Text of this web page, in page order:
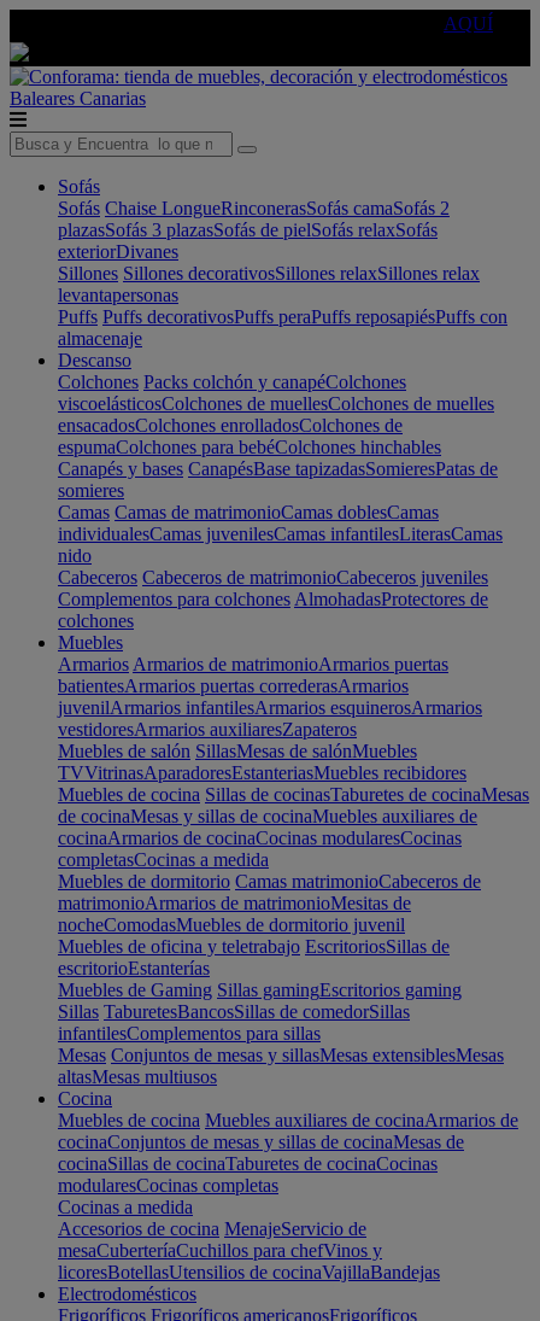
AQUÍ
Baleares Canarias
Sofás
Sofás Chaise LongueRinconerasSofás camaSofás 2
plazasSofás 3 plazasSofás de pielSofás relaxSofás
exteriorDivanes
Sillones Sillones decorativosSillones relaxSillones relax
levantapersonas
Puffs Puffs decorativosPuffs peraPuffs reposapiésPuffs con
almacenaje
Descanso
Colchones Packs colchón y canapéColchones
viscoelásticosColchones de muellesColchones de muelles
ensacadosColchones enrolladosColchones de
espumaColchones para bebéColchones hinchables
Canapés y bases CanapésBase tapizadasSomieresPatas de
somieres
Camas Camas de matrimonioCamas doblesCamas
individualesCamas juvenilesCamas infantilesLiterasCamas
nido
Cabeceros Cabeceros de matrimonioCabeceros juveniles
Complementos para colchones AlmohadasProtectores de
colchones
Muebles
Armarios Armarios de matrimonioArmarios puertas
batientesArmarios puertas correderasArmarios
juvenilArmarios infantilesArmarios esquinerosArmarios
vestidoresArmarios auxiliaresZapateros
Muebles de salón SillasMesas de salónMuebles
TVVitrinasAparadoresEstanteriasMuebles recibidores
Muebles de cocina Sillas de cocinasTaburetes de cocinaMesas
de cocinaMesas y sillas de cocinaMuebles auxiliares de
cocinaArmarios de cocinaCocinas modularesCocinas
completasCocinas a medida
Muebles de dormitorio Camas matrimonioCabeceros de
matrimonioArmarios de matrimonioMesitas de
nocheComodasMuebles de dormitorio juvenil
Muebles de oficina y teletrabajo EscritoriosSillas de
escritorioEstanterías
Muebles de Gaming Sillas gamingEscritorios gaming
Sillas TaburetesBancosSillas de comedorSillas
infantilesComplementos para sillas
Mesas Conjuntos de mesas y sillasMesas extensiblesMesas
altasMesas multiusos
Cocina
Muebles de cocina Muebles auxiliares de cocinaArmarios de
cocinaConjuntos de mesas y sillas de cocinaMesas de
cocinaSillas de cocinaTaburetes de cocinaCocinas
modularesCocinas completas
Cocinas a medida
Accesorios de cocina MenajeServicio de
mesaCuberteríaCuchillos para chefVinos y
licoresBotellasUtensilios de cocinaVajillaBandejas
Electrodomésticos
Frigoríficos Frigoríficos americanosFrigoríficos